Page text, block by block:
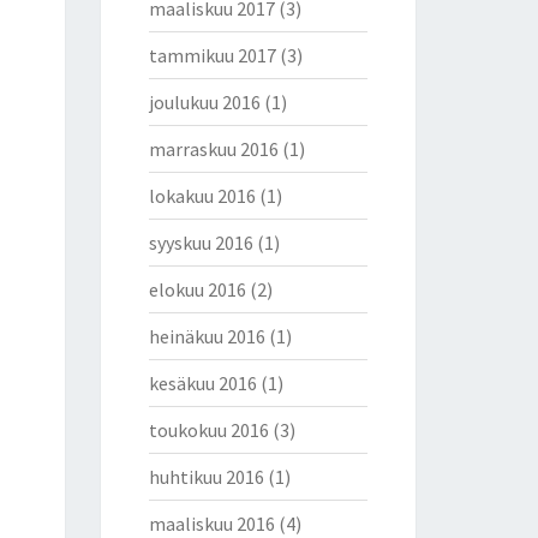
maaliskuu 2017(3)
tammikuu 2017(3)
joulukuu 2016 (1)
marraskuu 2016 (1)
lokakuu 2016 (1)
syyskuu 2016 (1)
elokuu 2016 (2)
heinäkuu 2016 (1)
kesäkuu 2016 (1)
toukokuu 2016 (3)
huhtikuu 2016 (1)
maaliskuu 2016 (4)